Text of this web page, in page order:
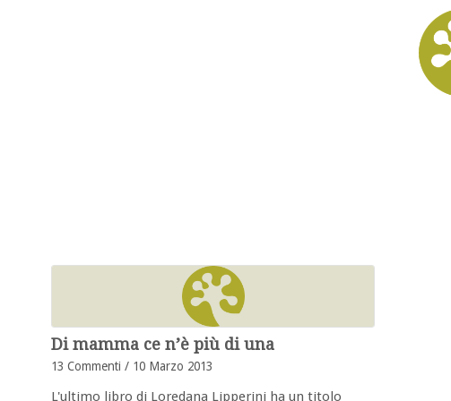
Di mamma ce n’è più di una
13 Commenti / 10 Marzo 2013
L'ultimo libro di Loredana Lipperini ha un titolo